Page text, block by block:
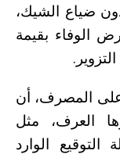
ضياع الشيك،
الوفاء بقيمة
على المصرف، أن
العرف، مثل
الوارد